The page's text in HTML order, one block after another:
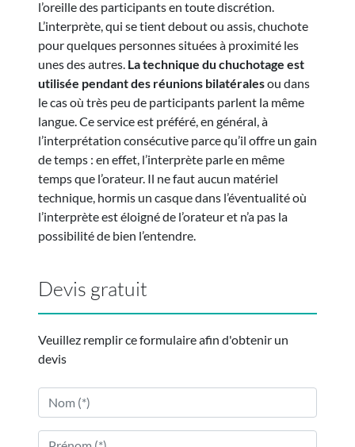
l’oreille des participants en toute discrétion.
L’interprète, qui se tient debout ou assis, chuchote
pour quelques personnes situées à proximité les
unes des autres. La technique du chuchotage est
utilisée pendant des réunions bilatéralesou dans
le cas où très peu de participants parlent la même
langue. Ce service est préféré, en général, à
l’interprétation consécutive parce qu’il offre un gain
de temps : en effet, l’interprète parle en même
temps que l’orateur. Il ne faut aucun matériel
technique, hormis un casque dans l’éventualité où
l’interprète est éloigné de l’orateur et n’a pas la
possibilité de bien l’entendre.
Devis gratuit
Veuillez remplir ce formulaire afin d'obtenir un
devis